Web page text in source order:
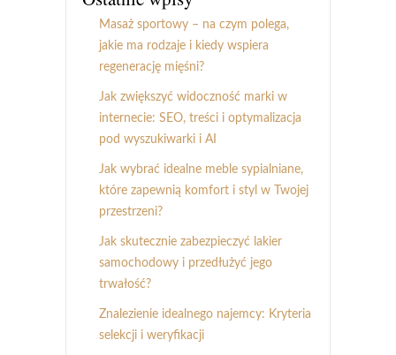
Masaż sportowy – na czym polega,
jakie ma rodzaje i kiedy wspiera
regenerację mięśni?
Jak zwiększyć widoczność marki w
internecie: SEO, treści i optymalizacja
pod wyszukiwarki i AI
Jak wybrać idealne meble sypialniane,
które zapewnią komfort i styl w Twojej
przestrzeni?
Jak skutecznie zabezpieczyć lakier
samochodowy i przedłużyć jego
trwałość?
Znalezienie idealnego najemcy: Kryteria
selekcji i weryfikacji